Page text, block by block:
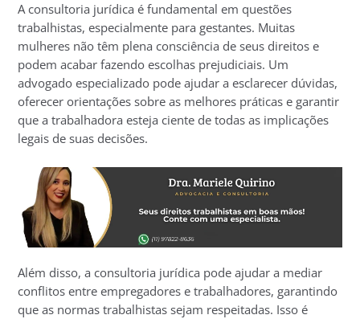
A consultoria jurídica é fundamental em questões
trabalhistas, especialmente para gestantes. Muitas
mulheres não têm plena consciência de seus direitos e
podem acabar fazendo escolhas prejudiciais. Um
advogado especializado pode ajudar a esclarecer dúvidas,
oferecer orientações sobre as melhores práticas e garantir
que a trabalhadora esteja ciente de todas as implicações
legais de suas decisões.
Além disso, a consultoria jurídica pode ajudar a mediar
conflitos entre empregadores e trabalhadores, garantindo
que as normas trabalhistas sejam respeitadas. Isso é